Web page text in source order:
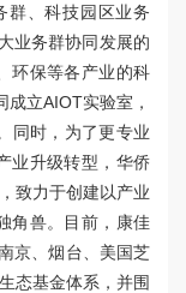
群、科技园区业务
业务群协同发展的
环保等各产业的科
立AIOT实验室，
同时，为了更专业
业升级转型，华侨
致力于创建以产业
角兽。目前，康佳
京、烟台、美国芝
态基金体系，并围